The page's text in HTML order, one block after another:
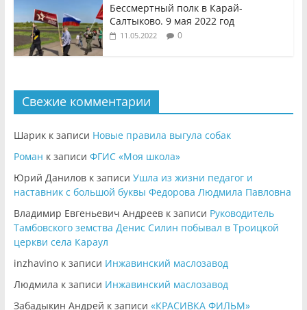
Бессмертный полк в Карай-
Салтыково. 9 мая 2022 год
11.05.2022 0
Свежие комментарии
Шарикк записи Новые правила выгула собак
Роман к записи ФГИС «Моя школа»
Юрий Даниловк записи Ушла из жизни педагог и
наставник с большой буквы Федорова Людмила Павловна
Владимир Евгеньевич Андреевк записи Руководитель
Тамбовского земства Денис Силин побывал в Троицкой
церкви села Караул
inzhavinoк записи Инжавинский маслозавод
Людмила к записи Инжавинский маслозавод
Забадыкин Андрей к записи «КРАСИВКА ФИЛЬМ»